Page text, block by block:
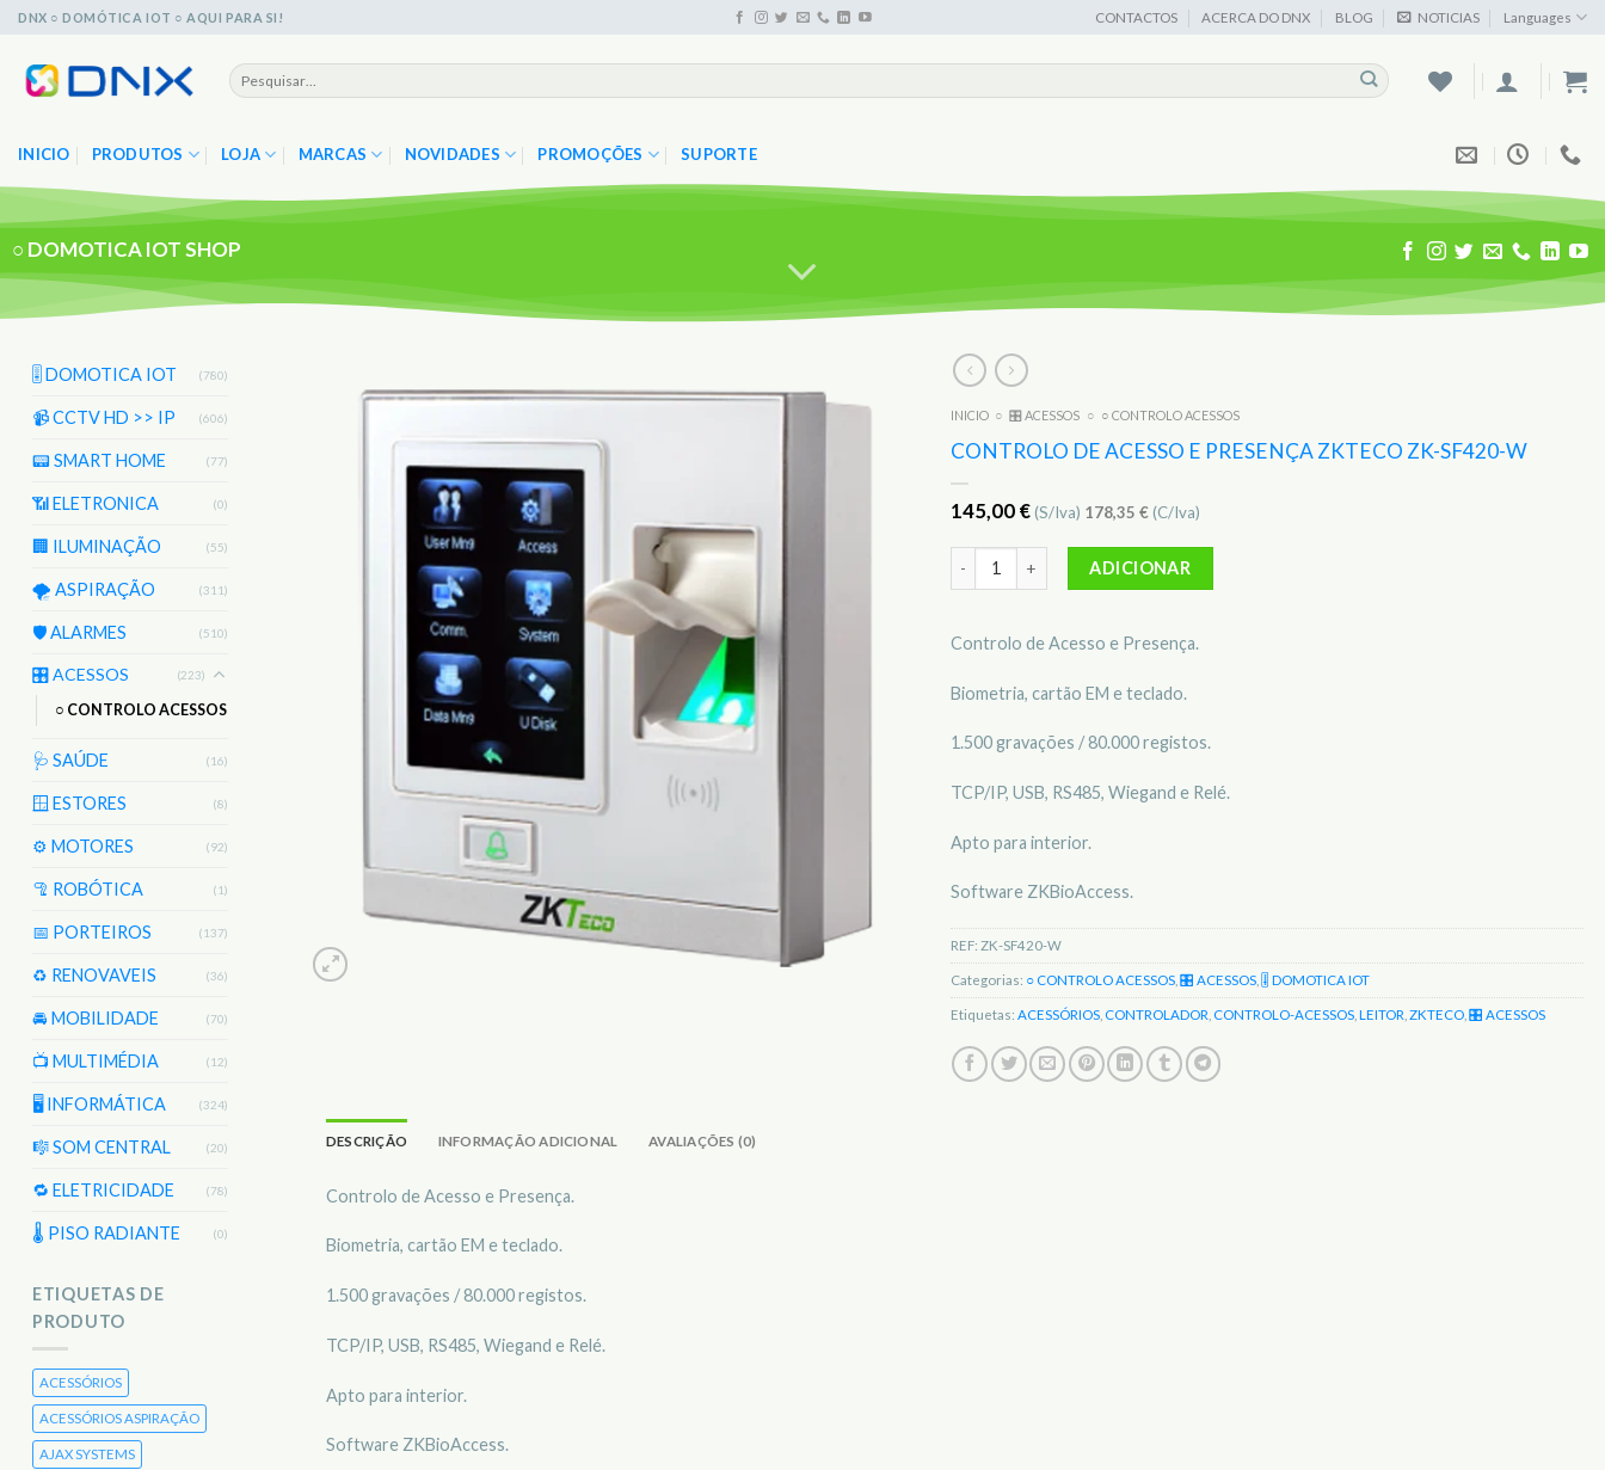
Skip
content
DNX ○ DOMÓTICA IOT ○ AQUI PARA SI! CONTACTOS ACERCA DO DNX BLOG NOTICIAS Languages
Pesquisar
por:
INICIO PRODUTOS LOJA MARCAS NOVIDADES PROMOÇÕES SUPORTE
○ DOMOTICA IOT SHOP
🎚️ DOMOTICA IOT (780)
📹 CCTV HD >> IP (606)
📟 SMART HOME (77)
📶 ELETRONICA (0)
🏢 ILUMINAÇÃO (55)
🌪️ ASPIRAÇÃO (311)
🛡️ ALARMES (510)
🎛️ ACESSOS (223)
○ CONTROLO ACESSOS
🩺 SAÚDE (16)
🪟 ESTORES (8)
⚙️ MOTORES (92)
🦿 ROBÓTICA (1)
📅 PORTEIROS (137)
♻️ RENOVAVEIS (36)
🚘 MOBILIDADE (70)
📺 MULTIMÉDIA (12)
🖥️ INFORMÁTICA (324)
🎼 SOM CENTRAL (20)
🔁 ELETRICIDADE (78)
🌡 PISO RADIANTE (0)
ETIQUETAS DE
PRODUTO
ACESSÓRIOS
ACESSÓRIOS ASPIRAÇÃO
AJAX SYSTEMS
INICIO ○ 🎛️ ACESSOS ○ ○ CONTROLO ACESSOS
CONTROLO DE ACESSO E PRESENÇA ZKTECO ZK-SF420-W
145,00 € (S/Iva) 178,35 € (C/Iva)
Quantidade de Controlo de acesso e presença ZKTeco ZK-SF420-W
ADICIONAR
Controlo de Acesso e Presença.
Biometria, cartão EM e teclado.
1.500 gravações / 80.000 registos.
TCP/IP, USB, RS485, Wiegand e Relé.
Apto para interior.
Software ZKBioAccess.
REF: ZK-SF420-W
Categorias: ○ CONTROLO ACESSOS 🎛️ ACESSOS 🎚️ DOMOTICA IOT
Etiquetas: ACESSÓRIOS CONTROLADOR CONTROLO-ACESSOS LEITOR ZKTECO 🎛️ ACESSOS
DESCRIÇÃO INFORMAÇÃO ADICIONAL AVALIAÇÕES (0)
Controlo de Acesso e Presença.
Biometria, cartão EM e teclado.
1.500 gravações / 80.000 registos.
TCP/IP, USB, RS485, Wiegand e Relé.
Apto para interior.
Software ZKBioAccess.